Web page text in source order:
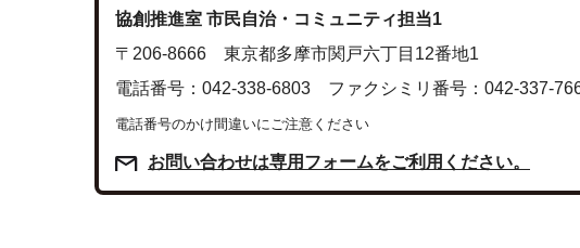
協創推進室 市民自治・コミュニティ担当1
〒206-8666 東京都多摩市関戸六丁目12番地1
電話番号：042-338-6803 ファクシミリ番号：042-337-
電話番号のかけ間違いにご注意ください
お問い合わせは専用フォームをご利用ください。